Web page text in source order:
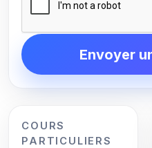
Envoyer
COURS
PARTICULIERS